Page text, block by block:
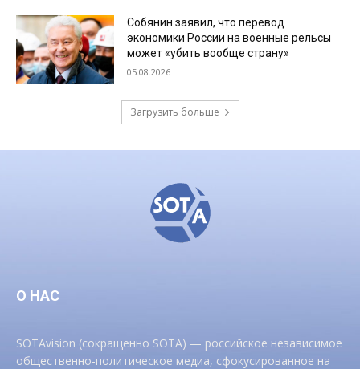
Собянин заявил, что перевод
экономики России на военные рельсы
может «убить вообще страну»
05.08.2026
Загрузить больше
О НАС
SOTAvision (сокращенно SOTA) — российское независимое
общественно-политическое медиа, сфокусированное на